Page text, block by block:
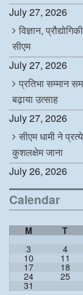
July 27, 2026
विज्ञान,
सीएम
July 27, 2026
प्रतिभा सम्मान
बढ़ाया उत्साह
July 27, 2026
सीएम धामी ने
कुशलक्षेम जाना
July 26, 2026
Calendar
M T
3 4
10 11
17 18
24 25
31